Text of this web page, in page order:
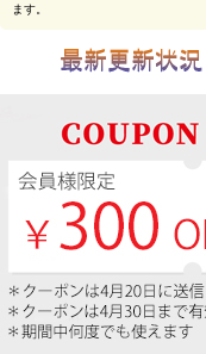
ます。